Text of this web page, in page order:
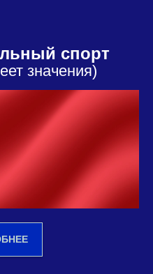
спорт
значения)